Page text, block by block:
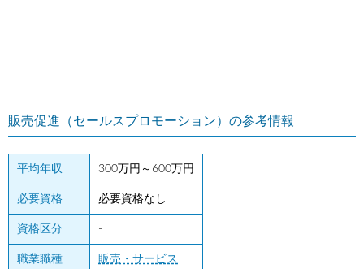
販売促進（セールスプロモーション）の参考情報
平均年収 300万円～600万円
必要資格 必要資格なし
資格区分 -
職業職種 販売・サービス